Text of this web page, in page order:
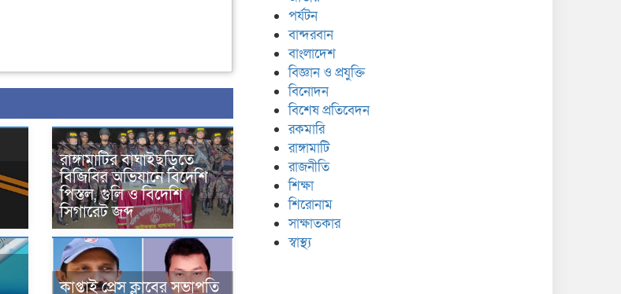
রাঙ্গামাটির বাঘাইছড়িতে
বিজিবির অভিযানে বিদেশি
পিস্তল, গুলি ও বিদেশি
সিগারেট জব্দ
কাপ্তাই প্রেস ক্লাবের সভাপতি
পর্যটন
বান্দরবান
বাংলাদেশ
বিজ্ঞান ও প্রযুক্তি
বিনোদন
বিশেষ প্রতিবেদন
রকমারি
রাঙ্গামাটি
রাজনীতি
শিক্ষা
শিরোনাম
সাক্ষাতকার
স্বাস্থ্য